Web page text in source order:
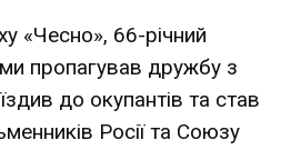
«Чесно», 66-річний
пропагував дружбу з
до окупантів та став
Росії та Союзу